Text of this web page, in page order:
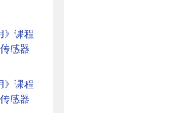
》课程
感器
》课程
感器